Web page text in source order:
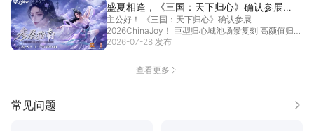
盛夏相逢，《三国：天下归心》确认参展
2026ChinaJoy
主公好！ 《三国：天下归心》确认参展
2026ChinaJoy！ 巨型归心城池场景复刻 高颜值归心
超模... [详情]
2026-07-28 发布
查看更多
常见问题 更多